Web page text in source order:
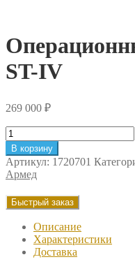
ST-IV
269 000 ₽
Количество
товара
Операционный
стол
Армед
ST-
IV
В корзину
Артикул: 1720701
Армед
Быстрый заказ
Описание
Характеристики
Доставка